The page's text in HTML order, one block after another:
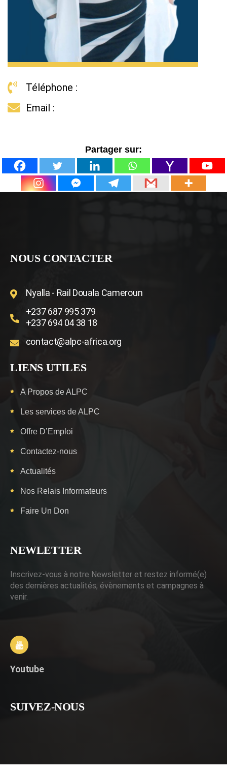
Téléphone :
Email :
Partager sur:
NOUS CONTACTER
Nyalla - Rail Douala Cameroun
+237 687 995 379
+237 694 04 38 18
contact@alpc-africa.org
LIENS UTILES
A Propos de ALPC
Les services de ALPC
Offre D’Emploi
Contactez-nous
Actualités
Nos Relais Informateurs
Faire Un Don
NEWLETTER
Inscrivez-vous à notre Newsletter et restez informé(e)
des dernières actualités, évènements et campagnes à
venir.
Youtube
SUIVEZ-NOUS